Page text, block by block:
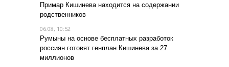
Примар Кишинева находится на содержании
родственников
06.08, 10:52
Румыны на основе бесплатных разработок
россиян готовят генплан Кишинева за 27
миллионов